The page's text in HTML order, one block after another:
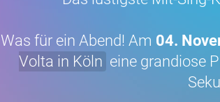
Was für ein Abend! Am 04.
Volta in Köln eine grandiose